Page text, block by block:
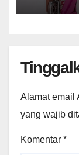
Alamat email
yang wajib
Komentar *